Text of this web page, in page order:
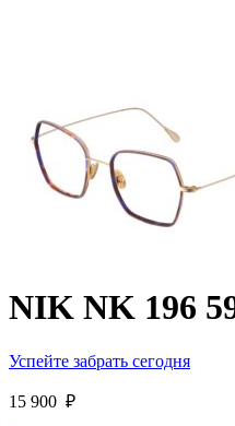
NIK NK 196
Успейте забрать сегодня
15 900 ₽